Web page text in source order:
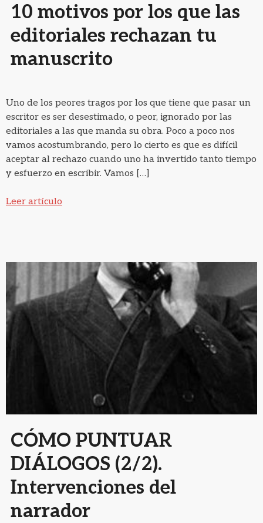
10 motivos por los que las
editoriales rechazan tu
manuscrito
Uno de los peores tragos por los que tiene que pasar un
escritor es ser desestimado, o peor, ignorado por las
editoriales a las que manda su obra. Poco a poco nos
vamos acostumbrando, pero lo cierto es que es difícil
aceptar al rechazo cuando uno ha invertido tanto tiempo
y esfuerzo en escribir. Vamos […]
Leer artículo
CÓMO PUNTUAR
DIÁLOGOS (2/2).
Intervenciones del
narrador